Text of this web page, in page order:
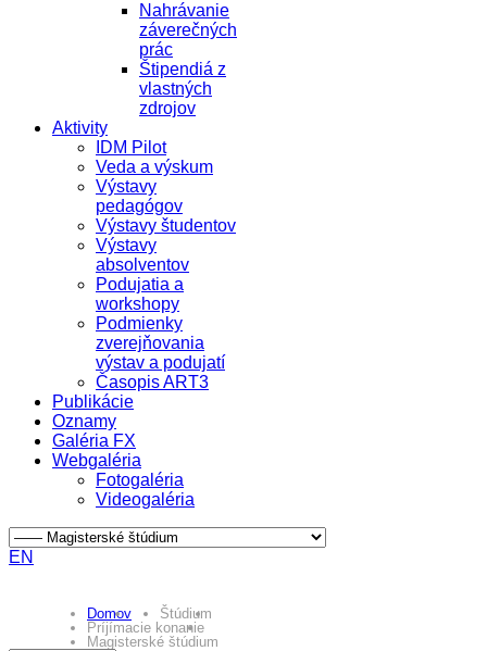
Nahrávanie
záverečných
prác
Štipendiá z
vlastných
zdrojov
Aktivity
IDM Pilot
Veda a výskum
Výstavy
pedagógov
Výstavy študentov
Výstavy
absolventov
Podujatia a
workshopy
Podmienky
zverejňovania
výstav a podujatí
Časopis ART3
Publikácie
Oznamy
Galéria FX
Webgaléria
Fotogaléria
Videogaléria
EN
Domov
Štúdium
Príjímacie konanie
Magisterské štúdium